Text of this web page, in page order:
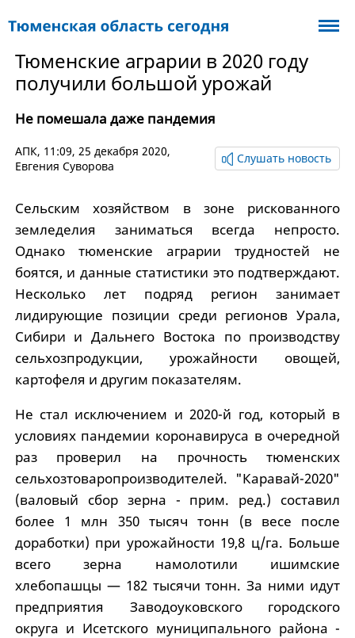
Тюменские аграрии в 2020 году
получили большой урожай
Не помешала даже пандемия
АПК, 11:09, 25 декабря 2020,
Евгения Суворова
Слушать новость
Сельским хозяйством в зоне рискованного
земледелия заниматься всегда непросто.
Однако тюменские аграрии трудностей не
боятся, и данные статистики это подтверждают.
Несколько лет подряд регион занимает
лидирующие позиции среди регионов Урала,
Сибири и Дальнего Востока по производству
сельхозпродукции, урожайности овощей,
картофеля и другим показателям.
Не стал исключением и 2020-й год, который в
условиях пандемии коронавируса в очередной
раз проверил на прочность тюменских
сельхозтоваропроизводителей. "Каравай-2020"
(валовый сбор зерна - прим. ред.) составил
более 1 млн 350 тысяч тонн (в весе после
доработки) при урожайности 19,8 ц/га. Больше
всего зерна намолотили ишимские
хлебопашцы — 182 тысячи тонн. За ними идут
предприятия Заводоуковского городского
округа и Исетского муниципального района -